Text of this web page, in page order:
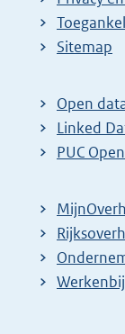
Sitemap
Open
Linked
PUC
E
x
t
E
x
E